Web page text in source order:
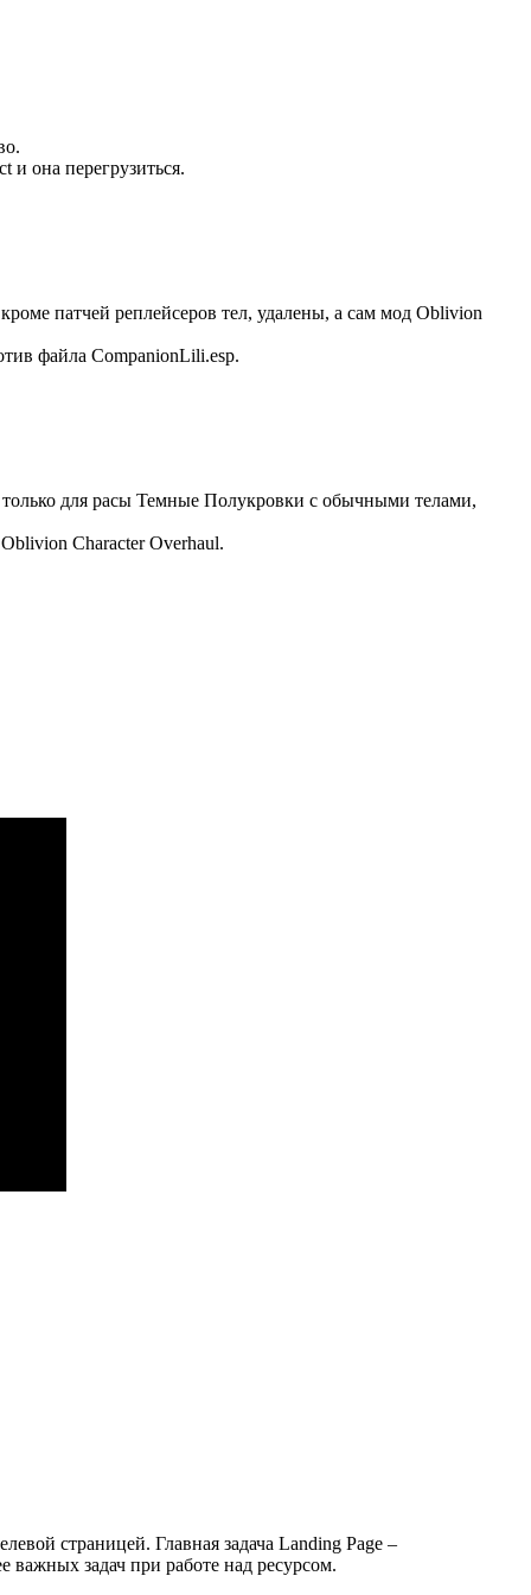
и она перегрузиться.
патчей реплейсеров тел, удалены, а сам мод Oblivion
файла CompanionLili.esp.
для расы Темные Полукровки с обычными телами,
Character Overhaul.
страницей. Главная задача Landing Page –
важных задач при работе над ресурсом.